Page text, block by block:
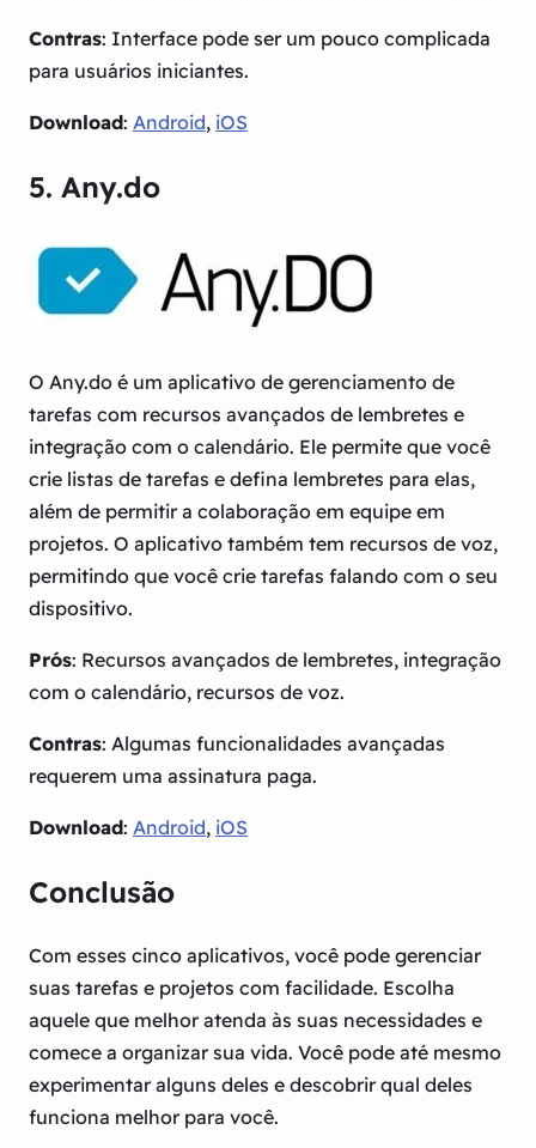
Contras: Interface pode ser um pouco complicada
para usuários iniciantes.
Download: Android, iOS
5. Any.do
O Any.do é um aplicativo de gerenciamento de
tarefas com recursos avançados de lembretes e
integração com o calendário. Ele permite que você
crie listas de tarefas e defina lembretes para elas,
além de permitir a colaboração em equipe em
projetos. O aplicativo também tem recursos de voz,
permitindo que você crie tarefas falando com o seu
dispositivo.
Prós: Recursos avançados de lembretes, integração
com o calendário, recursos de voz.
Contras: Algumas funcionalidades avançadas
requerem uma assinatura paga.
Download: Android, iOS
Conclusão
Com esses cinco aplicativos, você pode gerenciar
suas tarefas e projetos com facilidade. Escolha
aquele que melhor atenda às suas necessidades e
comece a organizar sua vida. Você pode até mesmo
experimentar alguns deles e descobrir qual deles
funciona melhor para você.